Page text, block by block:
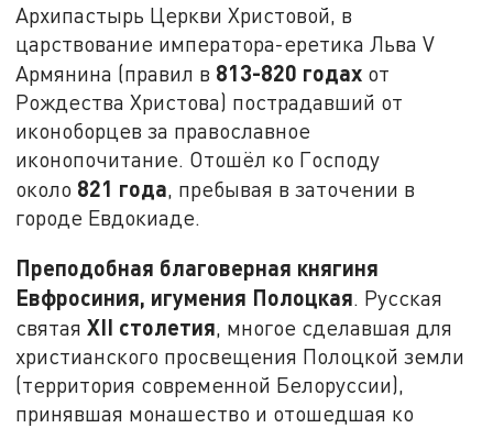
Архипастырь Церкви Христовой, в
царствование императора-еретика Льва V
Армянина (правил в 813-820 годах от
Рождества Христова) пострадавший от
иконоборцев за православное
иконопочитание. Отошёл ко Господу
около 821 года, пребывая в заточении в
городе Евдокиаде.
Преподобная благоверная княгиня
Евфросиния, игумения Полоцкая. Русская
святаяXII столетия, многое сделавшая для
христианского просвещения Полоцкой земли
(территория современной Белоруссии),
принявшая монашество и отошедшая ко